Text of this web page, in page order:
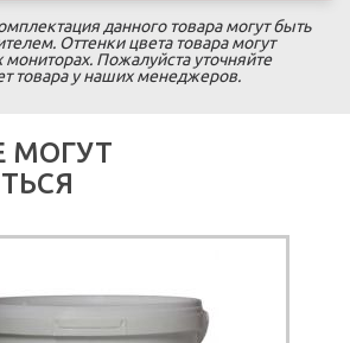
данного товара могут быть
Оттенки цвета товара могут
мониторах. Пожалуйста уточняйте
товара у наших менеджеров.
МОГУТ